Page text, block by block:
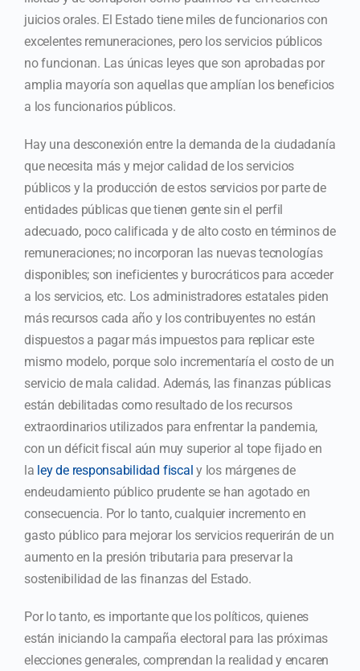
juicios orales. El Estado tiene miles de funcionarios con
excelentes remuneraciones, pero los servicios públicos
no funcionan. Las únicas leyes que son aprobadas por
amplia mayoría son aquellas que amplían los beneficios
a los funcionarios públicos.
Hay una desconexión entre la demanda de la ciudadanía
que necesita más y mejor calidad de los servicios
públicos y la producción de estos servicios por parte de
entidades públicas que tienen gente sin el perfil
adecuado, poco calificada y de alto costo en términos de
remuneraciones; no incorporan las nuevas tecnologías
disponibles; son ineficientes y burocráticos para acceder
a los servicios, etc. Los administradores estatales piden
más recursos cada año y los contribuyentes no están
dispuestos a pagar más impuestos para replicar este
mismo modelo, porque solo incrementaría el costo de un
servicio de mala calidad. Además, las finanzas públicas
están debilitadas como resultado de los recursos
extraordinarios utilizados para enfrentar la pandemia,
con un déficit fiscal aún muy superior al tope fijado en
la ley de responsabilidad fiscal y los márgenes de
endeudamiento público prudente se han agotado en
consecuencia. Por lo tanto, cualquier incremento en
gasto público para mejorar los servicios requerirán de un
aumento en la presión tributaria para preservar la
sostenibilidad de las finanzas del Estado.
Por lo tanto, es importante que los políticos, quienes
están iniciando la campaña electoral para las próximas
elecciones generales, comprendan la realidad y encaren